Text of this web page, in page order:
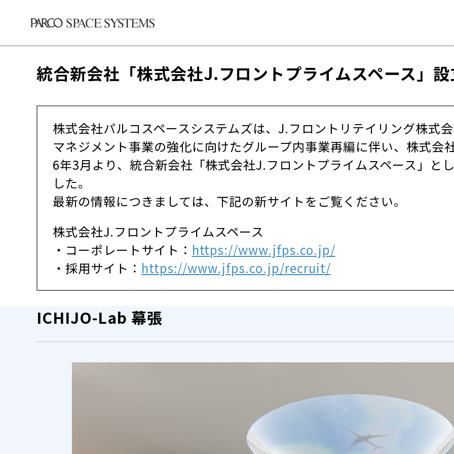
統合新会社「株式会社J.フロントプライムスペース」
株式会社パルコスペースシステムズは、J.フロントリテイリング株式
マネジメント事業の強化に向けたグループ内事業再編に伴い、株式会
6年3月より、統合新会社「株式会社J.フロントプライムスペース」と
した。
最新の情報につきましては、下記の新サイトをご覧ください。
株式会社J.フロントプライムスペース
・コーポレートサイト： https://www.jfps.co.jp/
・採用サイト： https://www.jfps.co.jp/recruit/
ICHIJO-Lab 幕張